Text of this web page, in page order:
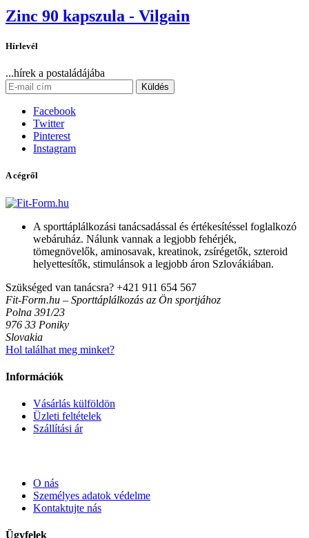
Zinc 90 kapszula - Vilgain
Hírlevél
...hírek a postaládájába
Küldés
Facebook
Twitter
Pinterest
Instagram
A cégről
A sporttáplálkozási tanácsadással és értékesítéssel foglalkozó
webáruház. Nálunk vannak a legjobb fehérjék,
tömegnövelők, aminosavak, kreatinok, zsírégetők, szteroid
helyettesítők, stimulánsok a legjobb áron Szlovákiában.
Szükséged van tanácsra? +421 911 654 567
Fit-Form.hu – Sporttáplálkozás az Ön sportjához
Polna 391/23
976 33 Poniky
Slovakia
Hol találhat meg minket?
Információk
Vásárlás külföldön
Üzleti feltételek
Szállítási ár
O nás
Személyes adatok védelme
Kontaktujte nás
Ügyfelek